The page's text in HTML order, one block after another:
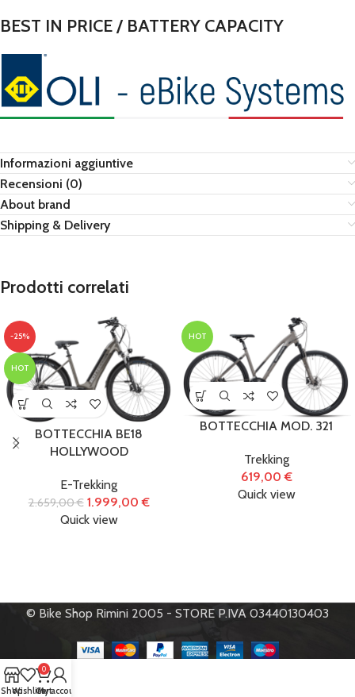
BEST IN PRICE / BATTERY CAPACITY
Informazioni aggiuntive
Recensioni (0)
About brand
Shipping & Delivery
Prodotti correlati
-25%
HOT
BOTTECCHIA BE18
HOLLYWOOD
E-Trekking
2.659,00€ 1.999,00€
Quick view
HOT
BOTTECCHIA MOD. 321
Trekking
619,00€
Quick view
© Bike Shop Rimini 2005 - STORE P.IVA 03440130403
ShopWishlist
0
Cart
My account